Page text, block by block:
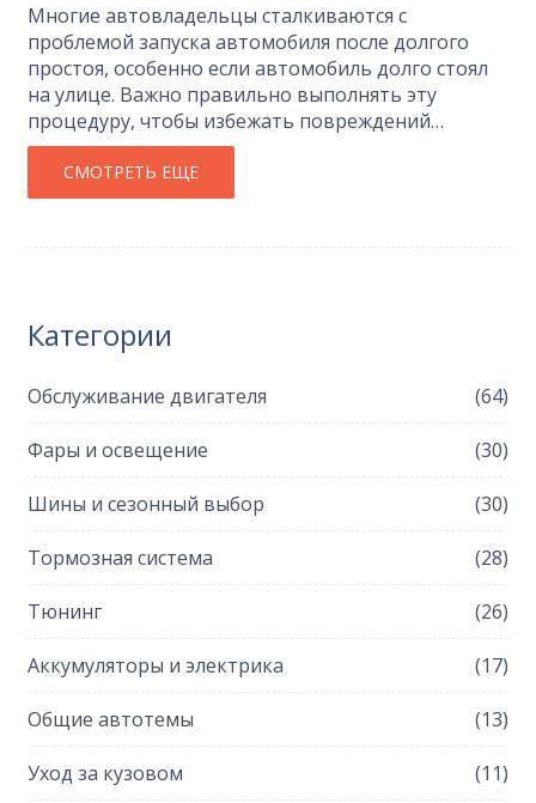
Многие автовладельцы сталкиваются с
проблемой запуска автомобиля после долгого
простоя, особенно если автомобиль долго стоял
на улице. Важно правильно выполнять эту
процедуру, чтобы избежать повреждений
двигателя и других систем. Также имеет значение
состояние кузова, который может подвергаться
воздействию внешней среды. В статье
СМОТРЕТЬ ЕЩЕ
Категории
Обслуживание двигателя (64)
Фары и освещение (30)
Шины и сезонный выбор (30)
Тормозная система (28)
Тюнинг (26)
Аккумуляторы и электрика (17)
Общие автотемы (13)
Уход за кузовом (11)